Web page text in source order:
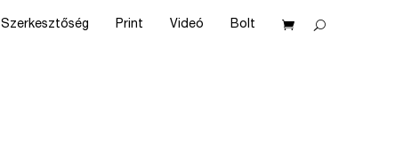
Szerkesztőség Print Videó Bolt